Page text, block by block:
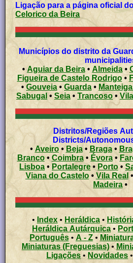
Ligação para a página oficial
Celorico da Beira
Municípios do distrito da Guarda - Guarda district
•Aguiar da Beira• Almeida•
Figueira de Castelo Rodrigo•
• Gouveia • Guarda •
Sabugal • Seia • Trancoso•
Distritos/Regiões Autónomas -
Districts/
• Aveiro• Beja• Braga•
Branco• Coimbra• Évora•
Lisboa •Portalegre• Porto •
Viana do Castelo• Vila Real •
Madeira •
• Index • Heráldica •
Heráldica Autárquica •
Português• A - Z•
Miniaturas (Freguesias)•
Ligações• Novidades •